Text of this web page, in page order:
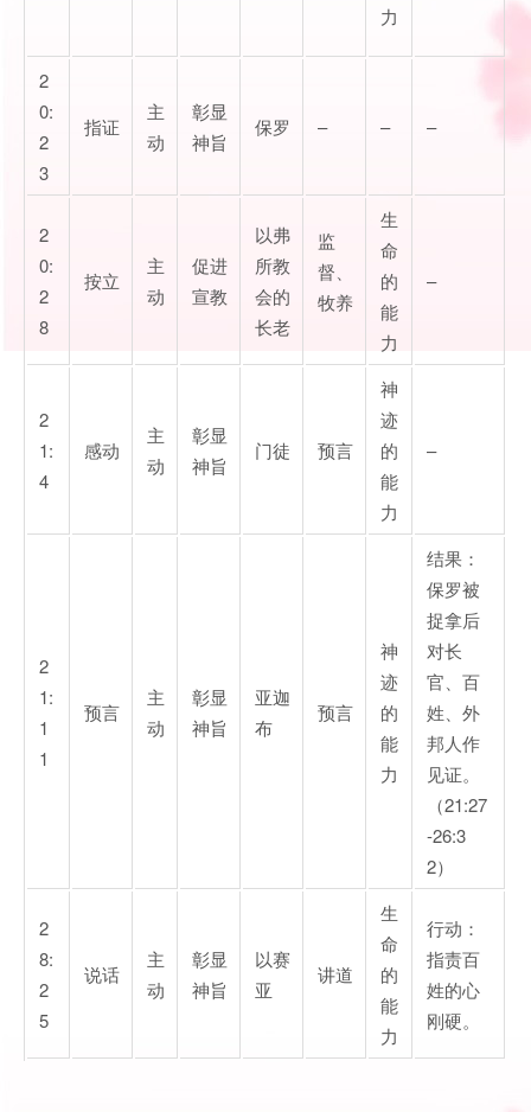
力
2
0:
2
3
指证
主
动
彰显
神旨
保罗 – – –
2
0:
2
8
按立
主
动
促进
宣教
以弗
所教
会的
长老
监
督、
牧养
生
命
的
能
力
–
2
1:
4
感动
主
动
彰显
神旨
门徒 预言
神
迹
的
能
力
–
2
1:
1
1
预言
主
动
彰显
神旨
亚迦
布
预言
神
迹
的
能
力
结果：
保罗被
捉拿后
对长
官、百
姓、外
邦人作
见证。
（21:27
-26:3
2）
2
8:
2
5
说话
主
动
彰显
神旨
以赛
亚
讲道
生
命
的
能
力
行动：
指责百
姓的心
刚硬。